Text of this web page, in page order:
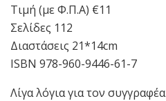
Τιμή (με Φ.Π.Α) €11
Σελίδες 112
Διαστάσεις 21*14cm
ISBN 978-960-9446-61-7
Λίγα λόγια για τον συγγραφέα